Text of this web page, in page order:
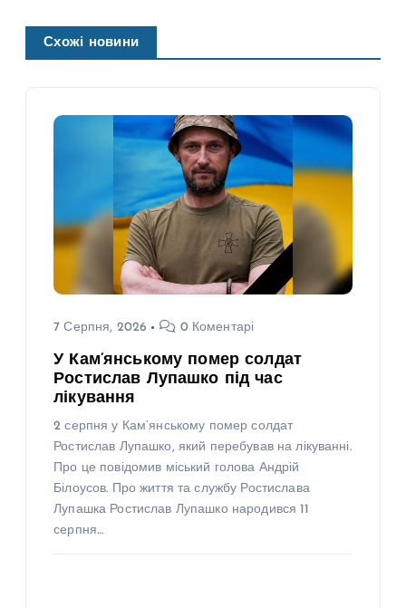
Схожі новини
7 Серпня, 2026 0 Коментарі
У Кам’янському помер солдат
Ростислав Лупашко під час
лікування
2 серпня у Кам’янському помер солдат
Ростислав Лупашко, який перебував на лікуванні.
Про це повідомив міський голова Андрій
Білоусов. Про життя та службу Ростислава
Лупашка Ростислав Лупашко народився 11
серпня…